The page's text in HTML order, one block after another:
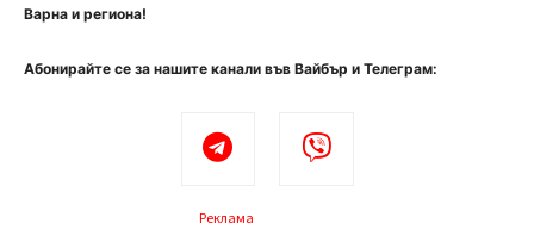
Варна и региона!
Абонирайте се за нашите канали във Вайбър и Телеграм:
Реклама